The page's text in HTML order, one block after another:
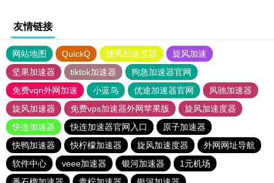
友情链接
网站地图 QuickQ 旋风加速度器
旋风加速
坚果加速器
tiktok加速器
狗急加速器官网
免费vqn外网加速
小蓝鸟 优途加速器官网
风驰加速器
旋风加速器
免费vps加速器外网苹果版
旋风加速度器
快连加速器
快连加速器官网入口
原子加速器
快鸭加速器
快柠檬加速器 旋风加速度器
外网网址导航
软件中心
veee加速器 银河加速器
1元机场